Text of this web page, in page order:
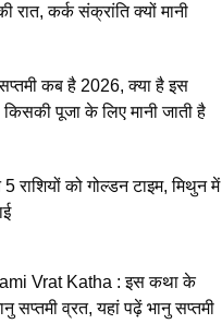
रात, कर्क संक्रांति क्यों मानी
कब है 2026, क्या है इस
किसकी पूजा के लिए मानी जाती है
राशियों को गोल्डन टाइम, मिथुन में
Vrat Katha : इस कथा के
सप्तमी व्रत, यहां पढ़ें भानु सप्तमी